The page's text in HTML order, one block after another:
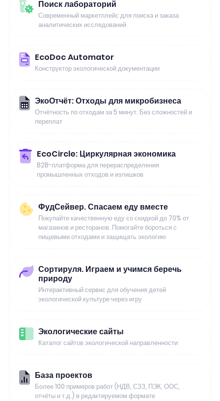
Поиск лабораторий
Современный маркетплейс для поиска и заказа
аналитических исследований
EcoDoc Automator
Конструктор экологической документации
ЭкоОтчёт: Отходы для микробизнеса
Отчётность по отходам за 5 минут. Без сложностей и
переплат
EcoCircle: Циркулярная экономика
B2B-платформа для перераспределения
промышленных отходов и излишков
ФудСейвер. Спасаем еду вместе
Покупайте качественную еду со скидкой до 70% от
магазинов и ресторанов. Помогайте бороться с
пищевыми отходами и защищать экологию
Сортируля. Играем и учимся беречь
природу
Интерактивный сервис для обучения детей
экологической культуре через игру
Экологические сайты
Каталог сайтов экологической направленности
База проектов
Более 100 примеров работ (НДВ, СЗЗ, ПЭК, ООС,
отчёты и т.д.) в редактируемом формате